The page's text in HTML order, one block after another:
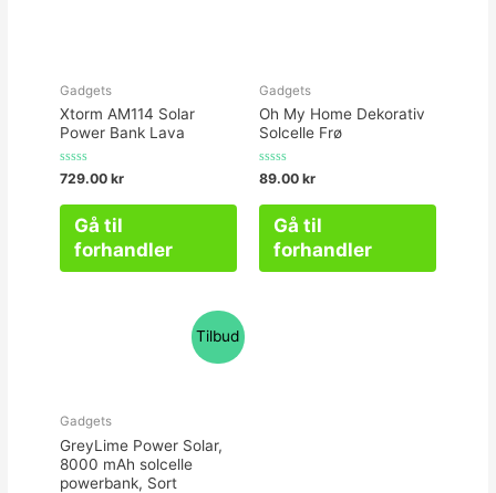
Gadgets
Xtorm AM114 Solar
Power Bank Lava
Vurderet
0
af
729.00 kr
Gå til
forhandler
Gadgets
Oh My Home Dekorativ
Solcelle Frø
Vurderet
0
af
89.00 kr
Gå til
forhandler
Tilbud
Gadgets
GreyLime Power Solar,
8000 mAh solcelle
powerbank, Sort